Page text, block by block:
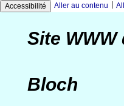
Accessibilité Aller au contenu
Site
Bloch